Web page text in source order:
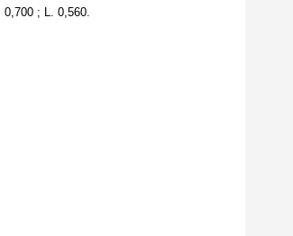
; L. 0,560.